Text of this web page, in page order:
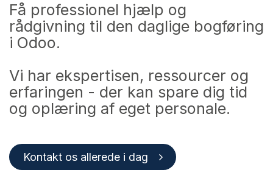
Få professionel hjælp og
rådgivning til den daglige bogføring
i Odoo.
Vi har ekspertisen, ressourcer og
erfaringen - der kan spare dig tid
og oplæring af eget personale.
Kontakt os allerede i dag